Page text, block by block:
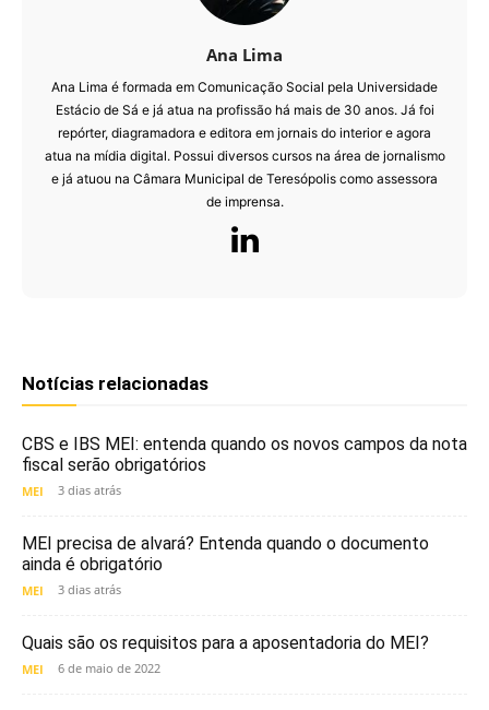
Ana Lima
Ana Lima é formada em Comunicação Social pela Universidade
Estácio de Sá e já atua na profissão há mais de 30 anos. Já foi
repórter, diagramadora e editora em jornais do interior e agora
atua na mídia digital. Possui diversos cursos na área de jornalismo
e já atuou na Câmara Municipal de Teresópolis como assessora
de imprensa.
Notícias relacionadas
CBS e IBS MEI: entenda quando os novos campos da nota
fiscal serão obrigatórios
MEI 3 dias atrás
MEI precisa de alvará? Entenda quando o documento
ainda é obrigatório
MEI 3 dias atrás
Quais são os requisitos para a aposentadoria do MEI?
MEI 6 de maio de 2022